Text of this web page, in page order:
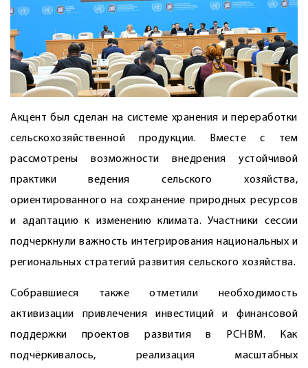
Акцент был сделан на системе хранения и переработки
сельскохозяйственной продукции. Вместе с тем
рассмотрены возможности внедрения устойчивой
практики ведения сельского хозяйства,
ориентированного на сохранение природных ресурсов
и адаптацию к изменению климата. Участники сессии
подчеркнули важность интегрирования национальных и
региональных стратегий развития сельского хозяйства.
Собравшиеся также отметили необходимость
активизации привлечения инвестиций и финансовой
поддержки проектов развития в РСНВМ. Как
подчёркивалось, реализация масштабных